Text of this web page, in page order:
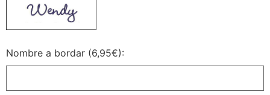
Nombre a bordar (6,95€):